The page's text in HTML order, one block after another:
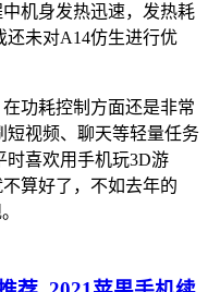
机身发热迅速，发热耗
还未对A14仿生进行优
功耗控制方面还是非常
短视频、聊天等轻量任务
时喜欢用手机玩3D游
算好了，不如去年的